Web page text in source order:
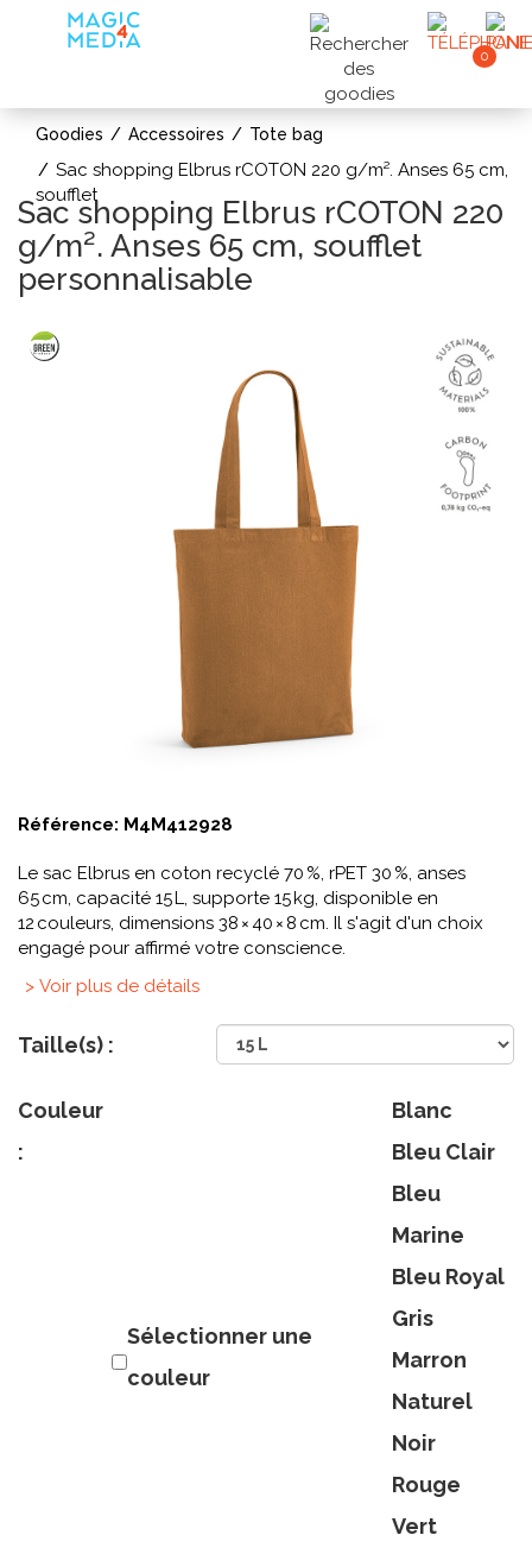
0
Goodies Accessoires Tote bag
Sac shopping Elbrus rCOTON 220 g/m². Anses 65 cm,
soufflet
Sac shopping Elbrus rCOTON 220
g/m². Anses 65 cm, soufflet
personnalisable
Référence: M4M412928
Le sac Elbrus en coton recyclé 70 %, rPET 30 %, anses
65 cm, capacité 15 L, supporte 15 kg, disponible en
12 couleurs, dimensions 38 × 40 × 8 cm. Il s'agit d'un choix
engagé pour affirmé votre conscience.
> Voir plus de détails
Taille(s) :
Couleur
:
Sélectionner une
couleur
Blanc
Bleu Clair
Bleu
Marine
Bleu Royal
Gris
Marron
Naturel
Noir
Rouge
Vert